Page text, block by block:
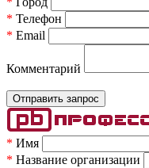
* Телефон
* Email
Комментарий
* Имя
* Название организации